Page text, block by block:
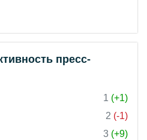
пресс-
1 (+1)
2 (-1)
3 (+9)